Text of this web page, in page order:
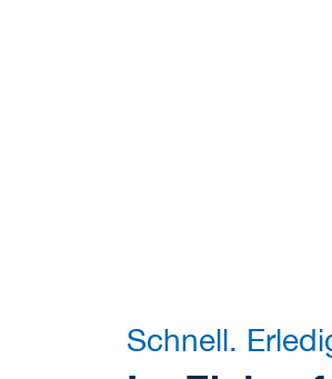
Schnell.